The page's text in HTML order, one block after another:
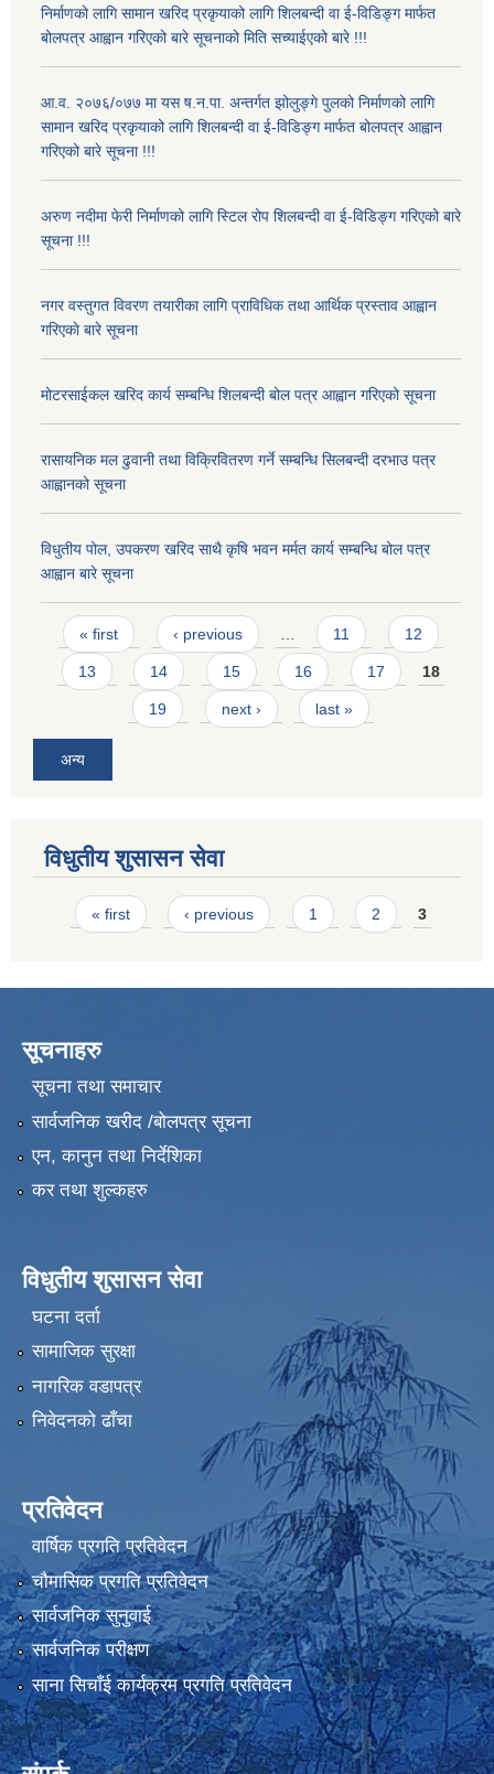
निर्माणको लागि सामान खरिद प्रकृयाको लागि शिलबन्दी वा ई-विडिङ्ग मार्फत
बोलपत्र आह्वान गरिएको बारे सूचनाको मिति सच्याईएको बारे !!!
आ.व. २०७६/०७७ मा यस ष.न.पा. अन्तर्गत झोलुङ्गे पुलको निर्माणको लागि
सामान खरिद प्रकृयाको लागि शिलबन्दी वा ई-विडिङ्ग मार्फत बोलपत्र आह्वान
गरिएको बारे सूचना !!!
अरुण नदीमा फेरी निर्माणको लागि स्टिल रोप शिलबन्दी वा ई-विडिङ्ग गरिएको बारे
सूचना !!!
नगर वस्तुगत विवरण तयारीका लागि प्राविधिक तथा आर्थिक प्रस्ताव आह्वान
गरिएकाे बारे सूचना
मोटरसाईकल खरिद कार्य सम्बन्धि शिलबन्दी बोल पत्र आह्वान गरिएको सूचना
रासायनिक मल ढुवानी तथा विक्रिवितरण गर्ने सम्बन्धि सिलबन्दी दरभाउ पत्र
आह्वानको सूचना
विधुतीय पोल, उपकरण खरिद साथै कृषि भवन मर्मत कार्य सम्बन्धि बोल पत्र
आह्वान बारे सूचना
Pages
« first ‹ previous 11 12
13 14 15 16 17 18
19 next › last »
अन्य
विधुतीय शुसासन सेवा
Pages
« first ‹ previous 1 2 3
सूचनाहरु
सूचना तथा समाचार
सार्वजनिक खरीद /बोलपत्र सूचना
एन, कानुन तथा निर्देशिका
कर तथा शुल्कहरु
विधुतीय शुसासन सेवा
घटना दर्ता
सामाजिक सुरक्षा
नागरिक वडापत्र
निवेदनको ढाँचा
प्रतिवेदन
वार्षिक प्रगति प्रतिवेदन
चौमासिक प्रगति प्रतिवेदन
सार्वजनिक सुनुवाई
सार्वजनिक परीक्षण
साना सिचाँई कार्यक्रम प्रगति प्रतिवेदन